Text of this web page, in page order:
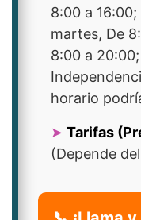
8:00 a
martes, De
8:00 a
horario
Tarifas
(Depende